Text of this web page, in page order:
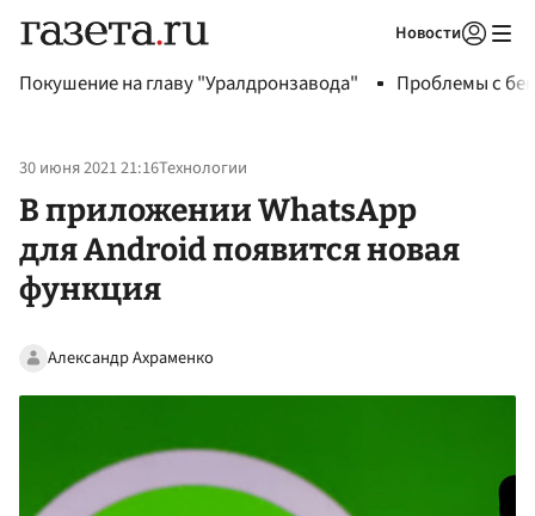
Новости
Покушение на главу "Уралдронзавода" Проблемы с
30 июня 2021 21:16Технологии
В приложении WhatsApp
для Android появится новая
функция
Александр Ахраменко